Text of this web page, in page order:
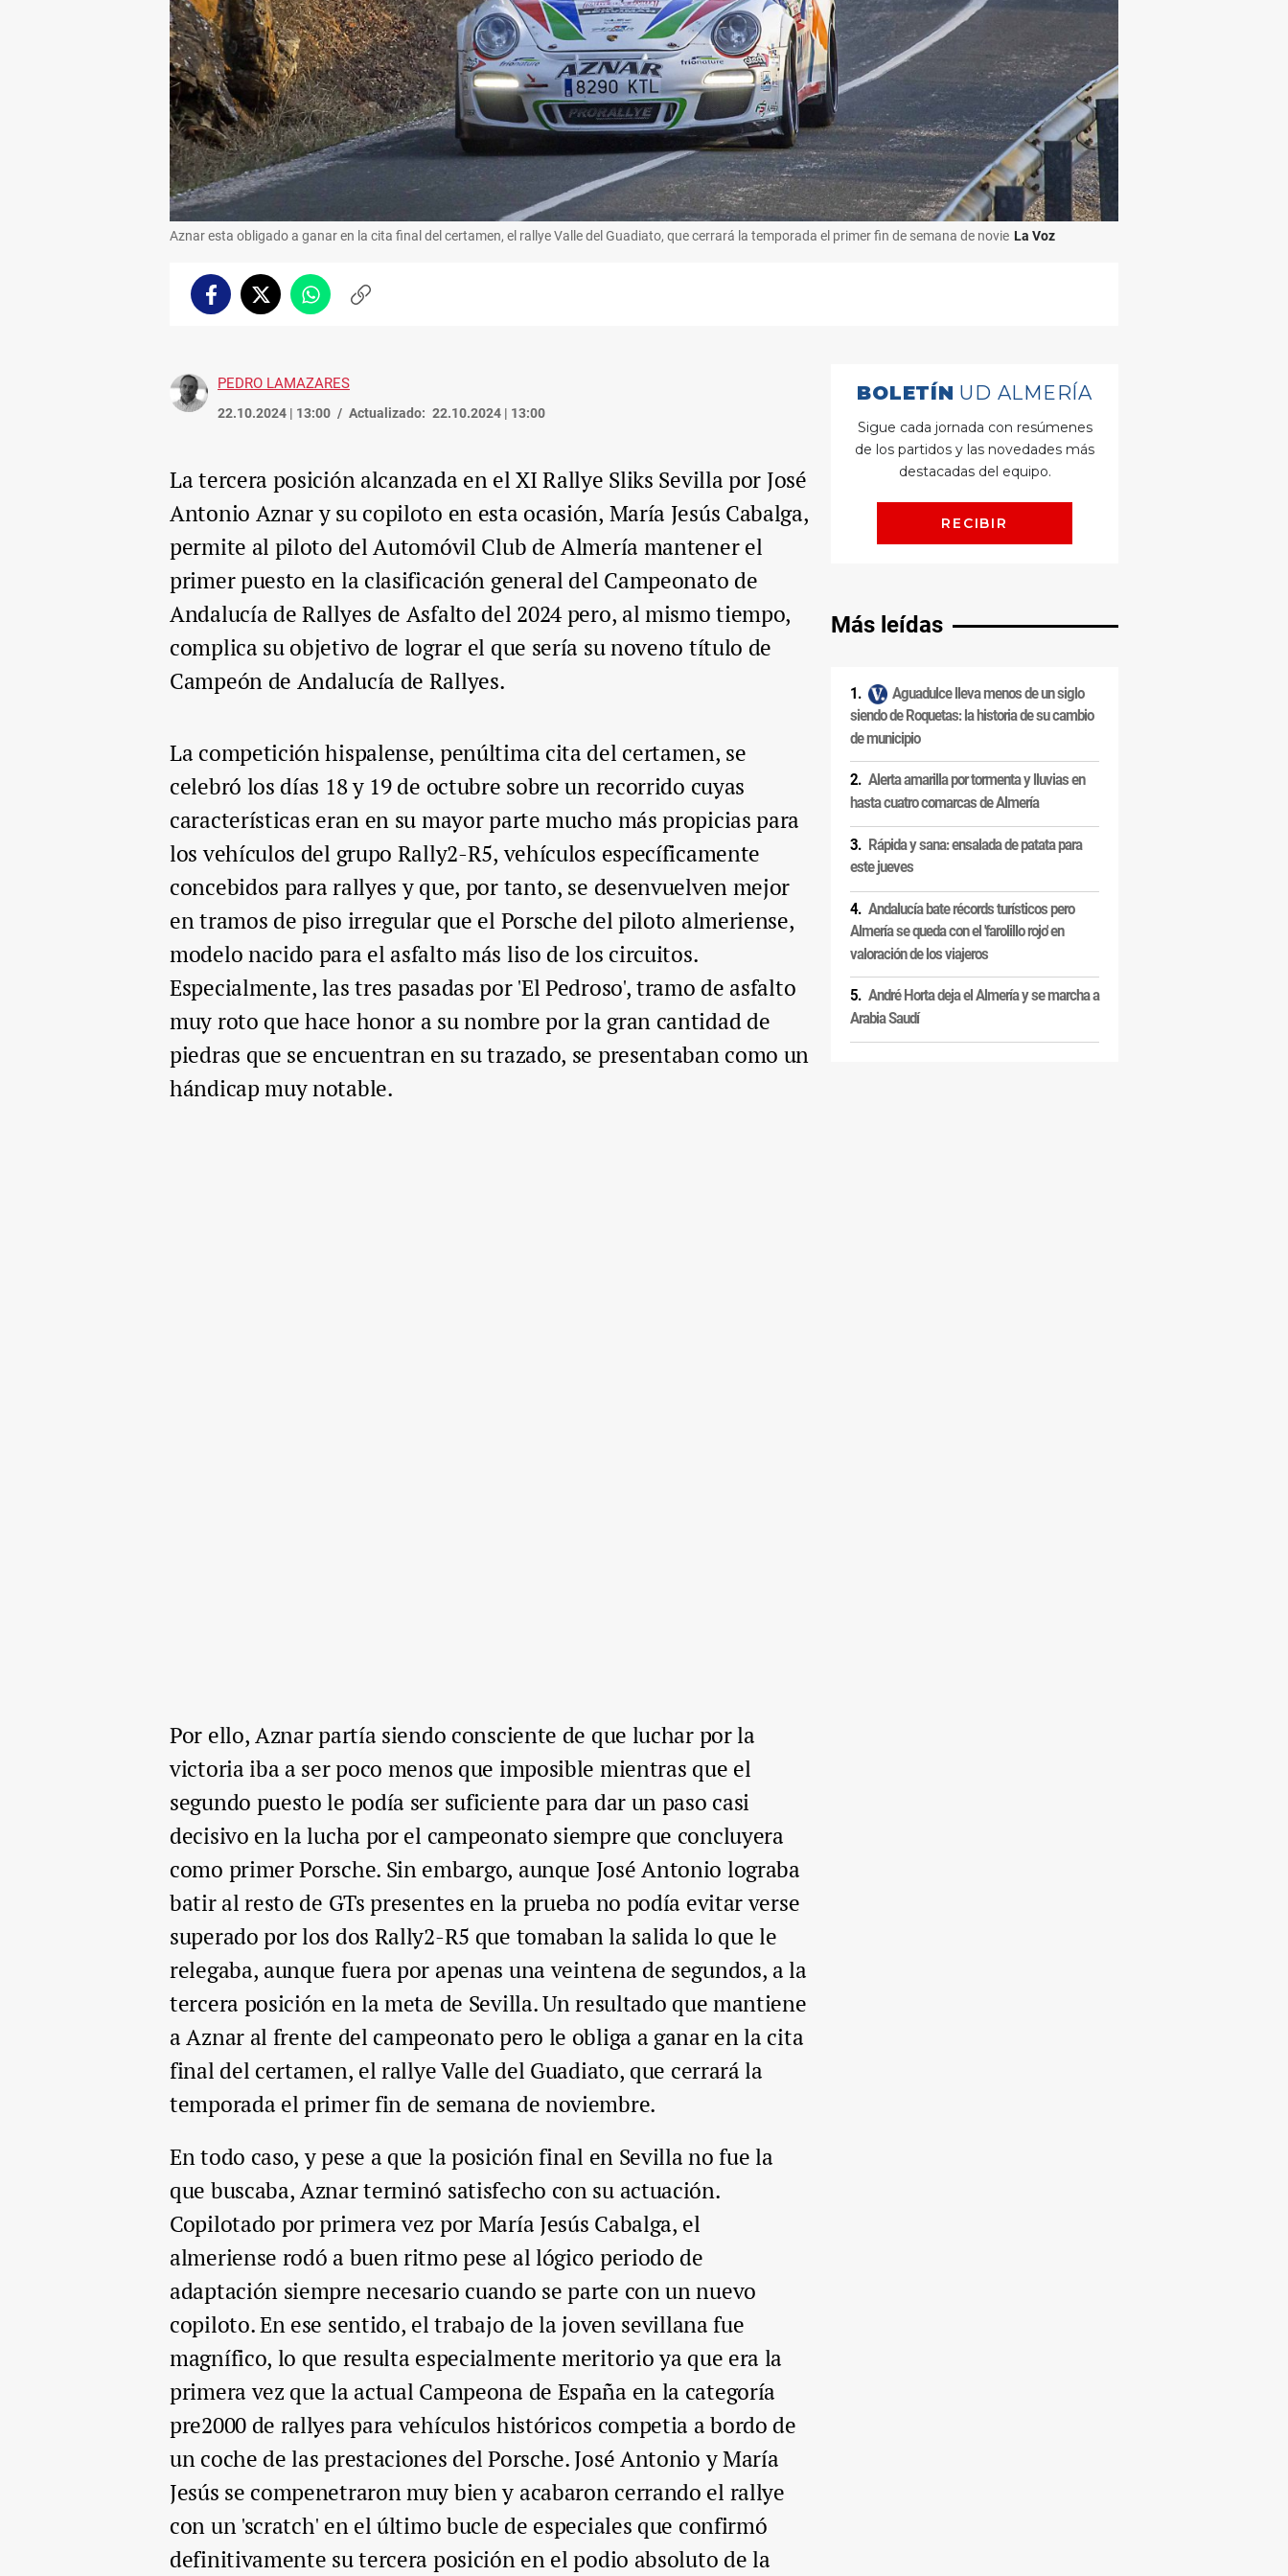
Aznar esta obligado a ganar en la cita final del certamen, el rallye Valle del Guadiato, que cerrará la temporada el primer fin de semana de novie La Voz
FacebookTwitterWhatsappCopiar
PEDRO LAMAZARES
22.10.2024 | 13:00 Actualizado: 22.10.2024 | 13:00
La tercera posición alcanzada en el XI Rallye Sliks Sevilla por José
Antonio Aznar y su copiloto en esta ocasión, María Jesús Cabalga,
permite al piloto del Automóvil Club de Almería mantener el
primer puesto en la clasificación general del Campeonato de
Andalucía de Rallyes de Asfalto del 2024 pero, al mismo tiempo,
complica su objetivo de lograr el que sería su noveno título de
Campeón de Andalucía de Rallyes.
La competición hispalense, penúltima cita del certamen, se
celebró los días 18 y 19 de octubre sobre un recorrido cuyas
características eran en su mayor parte mucho más propicias para
los vehículos del grupo Rally2-R5, vehículos específicamente
concebidos para rallyes y que, por tanto, se desenvuelven mejor
en tramos de piso irregular que el Porsche del piloto almeriense,
modelo nacido para el asfalto más liso de los circuitos.
Especialmente, las tres pasadas por 'El Pedroso', tramo de asfalto
muy roto que hace honor a su nombre por la gran cantidad de
piedras que se encuentran en su trazado, se presentaban como un
hándicap muy notable.
Por ello, Aznar partía siendo consciente de que luchar por la
victoria iba a ser poco menos que imposible mientras que el
segundo puesto le podía ser suficiente para dar un paso casi
decisivo en la lucha por el campeonato siempre que concluyera
como primer Porsche. Sin embargo, aunque José Antonio lograba
batir al resto de GTs presentes en la prueba no podía evitar verse
superado por los dos Rally2-R5 que tomaban la salida lo que le
relegaba, aunque fuera por apenas una veintena de segundos, a la
tercera posición en la meta de Sevilla. Un resultado que mantiene
a Aznar al frente del campeonato pero le obliga a ganar en la cita
final del certamen, el rallye Valle del Guadiato, que cerrará la
temporada el primer fin de semana de noviembre.
En todo caso, y pese a que la posición final en Sevilla no fue la
que buscaba, Aznar terminó satisfecho con su actuación.
Copilotado por primera vez por María Jesús Cabalga, el
almeriense rodó a buen ritmo pese al lógico periodo de
adaptación siempre necesario cuando se parte con un nuevo
copiloto. En ese sentido, el trabajo de la joven sevillana fue
magnífico, lo que resulta especialmente meritorio ya que era la
primera vez que la actual Campeona de España en la categoría
pre2000 de rallyes para vehículos históricos competia a bordo de
un coche de las prestaciones del Porsche. José Antonio y María
Jesús se compenetraron muy bien y acabaron cerrando el rallye
con un 'scratch' en el último bucle de especiales que confirmó
definitivamente su tercera posición en el podio absoluto de la
Más leídas
Aguadulce lleva menos de un siglo
siendo de Roquetas: la historia de su cambio
de municipio
Alerta amarilla por tormenta y lluvias en
hasta cuatro comarcas de Almería
Rápida y sana: ensalada de patata para
este jueves
Andalucía bate récords turísticos pero
Almería se queda con el 'farolillo rojo' en
valoración de los viajeros
André Horta deja el Almería y se marcha a
Arabia Saudí